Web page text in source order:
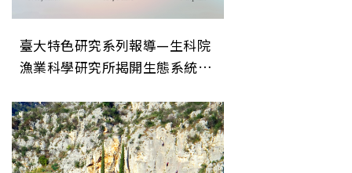
臺大特色研究系列報導—生科院
漁業科學研究所揭開生態系統穩